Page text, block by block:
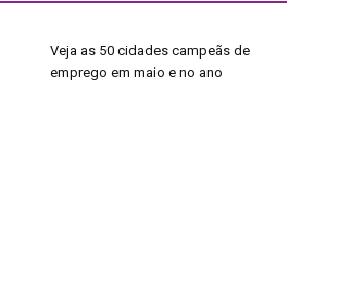
Veja as 50 cidades campeãs de
emprego em maio e no ano